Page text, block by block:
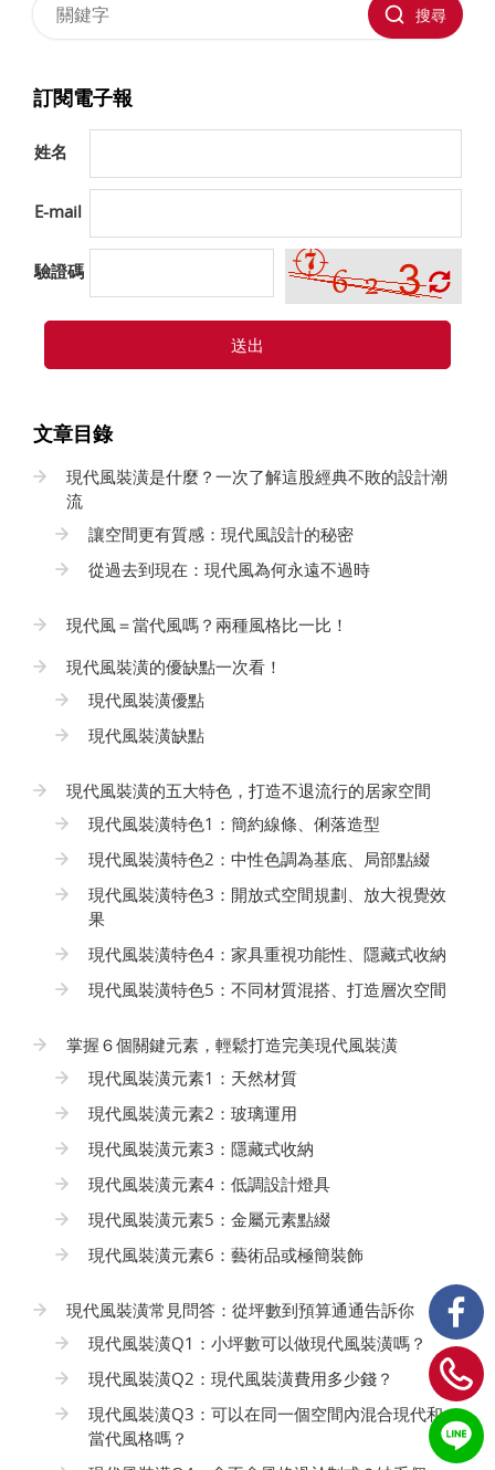
搜尋
訂閱電子報
姓名
E-mail
驗證碼
送出
文章目錄
現代風裝潢是什麼？一次了解這股經典不敗的設計潮
流
讓空間更有質感：現代風設計的秘密
從過去到現在：現代風為何永遠不過時
現代風＝當代風嗎？兩種風格比一比！
現代風裝潢的優缺點一次看！
現代風裝潢優點
現代風裝潢缺點
現代風裝潢的五大特色，打造不退流行的居家空間
現代風裝潢特色1：簡約線條、俐落造型
現代風裝潢特色2：中性色調為基底、局部點綴
現代風裝潢特色3：開放式空間規劃、放大視覺效
果
現代風裝潢特色4：家具重視功能性、隱藏式收納
現代風裝潢特色5：不同材質混搭、打造層次空間
掌握６個關鍵元素，輕鬆打造完美現代風裝潢
現代風裝潢元素1：天然材質
現代風裝潢元素2：玻璃運用
現代風裝潢元素3：隱藏式收納
現代風裝潢元素4：低調設計燈具
現代風裝潢元素5：金屬元素點綴
現代風裝潢元素6：藝術品或極簡裝飾
現代風裝潢常見問答：從坪數到預算通通告訴你
現代風裝潢Q1：小坪數可以做現代風裝潢嗎？
現代風裝潢Q2：現代風裝潢費用多少錢？
現代風裝潢Q3：可以在同一個空間內混合現代和
當代風格嗎？